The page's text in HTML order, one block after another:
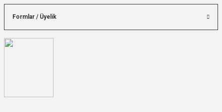
Formlar / Üyelik